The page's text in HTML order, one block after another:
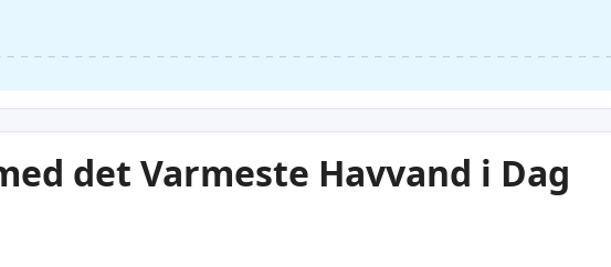
det Varmeste Havvand i Dag